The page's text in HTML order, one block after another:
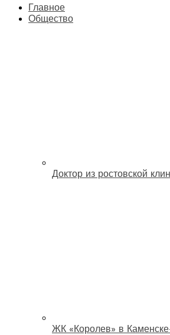
Главное
Общество
Доктор из ростовской
ЖК «Королев» в